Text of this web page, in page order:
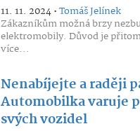
11. 11. 2024 •Tomáš Jelínek
Zákazníkům možná brzy
elektromobily. Důvod je
více...
Nenabíjejte a raději
Automobilka varuje
svých vozidel